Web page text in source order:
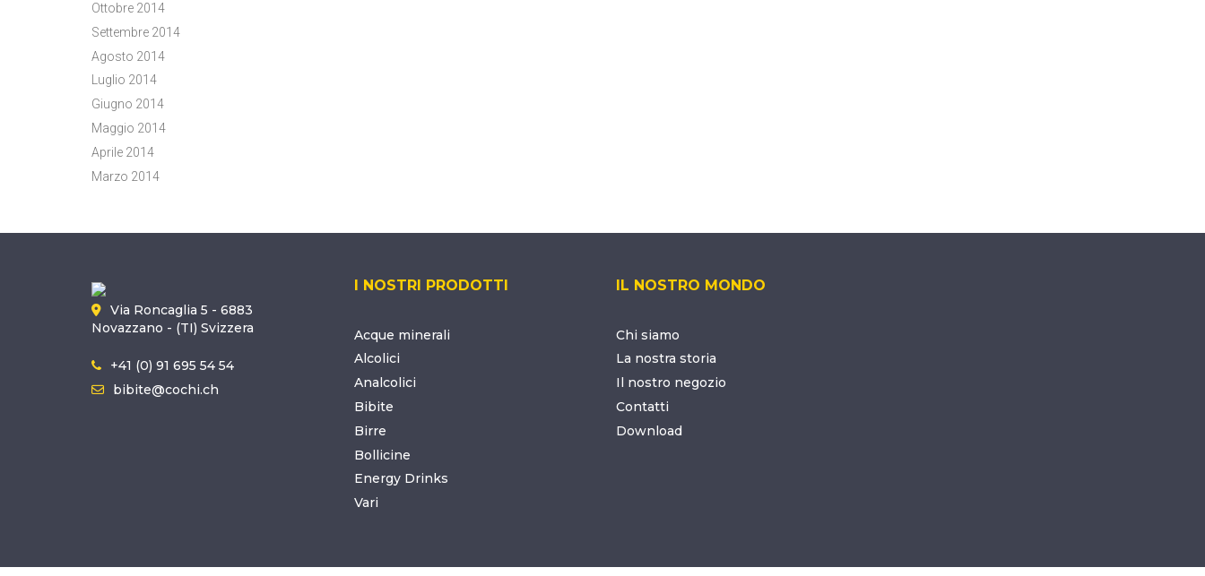
Ottobre 2014
Settembre 2014
Agosto 2014
Luglio 2014
Giugno 2014
Maggio 2014
Aprile 2014
Marzo 2014
Via Roncaglia 5 - 6883
Novazzano - (TI) Svizzera
+41 (0) 91 695 54 54
bibite@cochi.ch
I NOSTRI PRODOTTI
Acque minerali
Alcolici
Analcolici
Bibite
Birre
Bollicine
Energy Drinks
Vari
IL NOSTRO MONDO
Chi siamo
La nostra storia
Il nostro negozio
Contatti
Download